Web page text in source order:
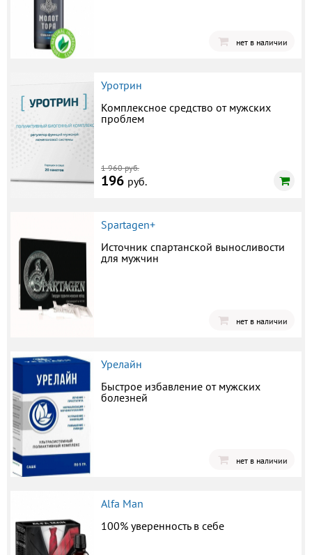
нет в наличии
Уротрин
Комплексное средство от мужских
проблем
1 960 руб.
196 руб.
Spartagen+
Источник спартанской выносливости
для мужчин
нет в наличии
Урелайн
Быстрое избавление от мужских
болезней
нет в наличии
Alfa Man
100% уверенность в себе